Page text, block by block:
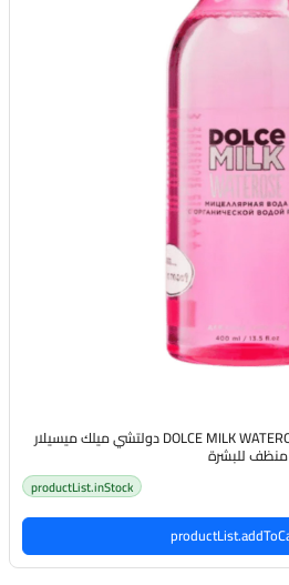
DOLCE MILK WATEROSE MICELLAR WATER 400ml دولتشي ميلك ميسيلار
منظف للبشرة
productList.inStock